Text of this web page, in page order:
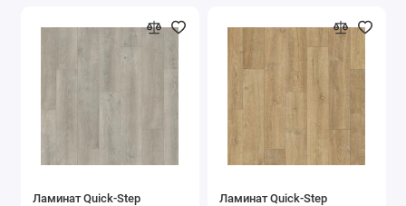
Ламинат Quick-Step
Ламинат Quick-Step